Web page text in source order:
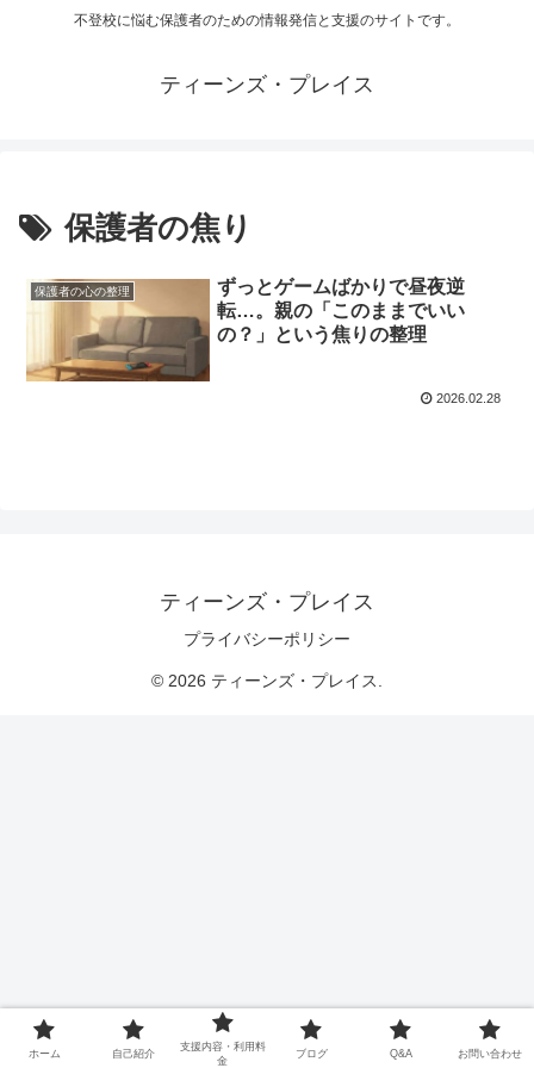
不登校に悩む保護者のための情報発信と支援のサイトです。
ティーンズ・プレイス
保護者の焦り
保護者の心の整理
ずっとゲームばかりで昼夜逆
転…。親の「このままでいい
の？」という焦りの整理
2026.02.28
ティーンズ・プレイス
プライバシーポリシー
© 2026 ティーンズ・プレイス.
ホーム 自己紹介
支援内容・利用料
金
ブログ Q&A お問い合わせ